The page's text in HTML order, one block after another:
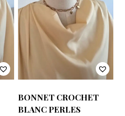
BONNET CROCHET
BLANC PERLES